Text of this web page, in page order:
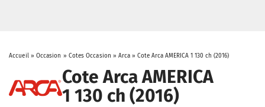
Accueil» Occasion » Cotes Occasion » Arca »Cote Arca AMERICA 1 130 ch (2016)
Cote Arca AMERICA
1 130 ch (2016)